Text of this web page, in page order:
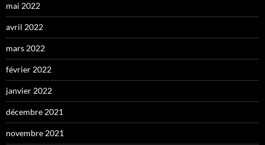
mai 2022
avril 2022
mars 2022
février 2022
janvier 2022
décembre 2021
novembre 2021